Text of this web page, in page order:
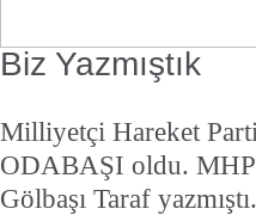
Biz Yazmıştık
Milliyetçi Hareket
ODABAŞI oldu. MHP
Gölbaşı Taraf yazmıştı.